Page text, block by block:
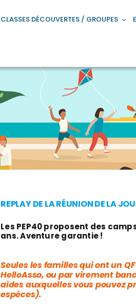
CLASSES DÉCOUVERTES / GROUPES
REPLAY DE LA RÉUNION DE LA
Les PEP40 proposent des
ans. Aventure garantie !
Seules les familles qui ont un
HelloAsso, ou par virement
aides auxquelles vous pouvez
espèces).